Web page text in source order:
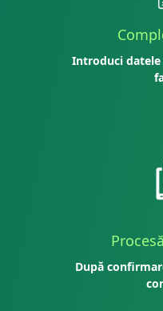
Introduci
După